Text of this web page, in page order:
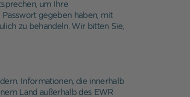
um Ihre
gegeben haben, mit
zu behandeln. Wir bitten Sie,
Informationen, die innerhalb
Land außerhalb des EWR